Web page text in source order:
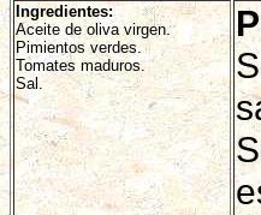
Ingredientes:
Aceite de oliva virgen.
Pimientos verdes.
Tomates maduros.
Sal.